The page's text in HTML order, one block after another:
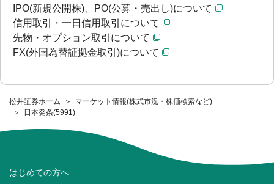
松井証券ホーム
マーケット情報(株式市況・株価検索など)
日本発条(5991)
IPO(新規公開株)、PO(公募・売出し)について
信用取引・一日信用取引について
先物・オプション取引について
FX(外国為替証拠金取引)について
はじめての方へ